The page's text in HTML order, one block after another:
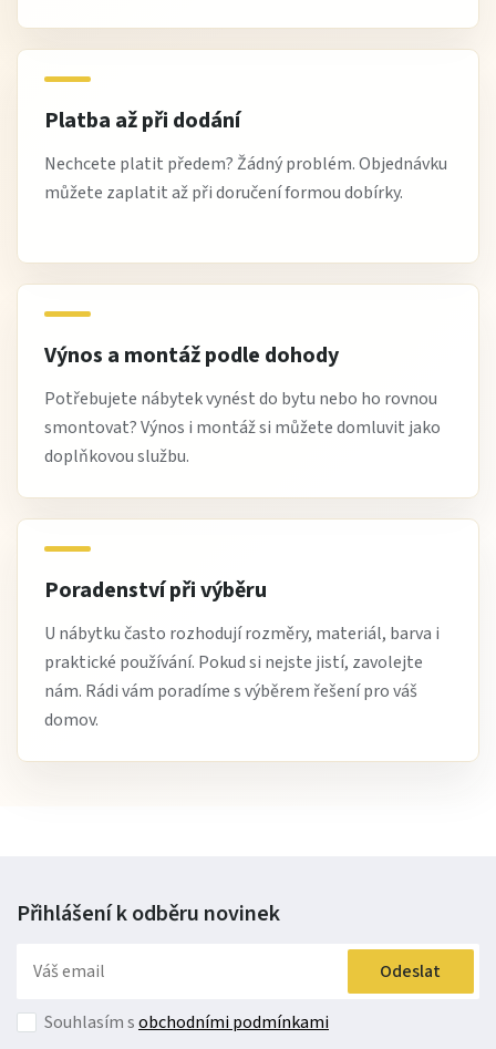
Platba až při dodání
Nechcete platit předem? Žádný problém. Objednávku
můžete zaplatit až při doručení formou dobírky.
Výnos a montáž podle dohody
Potřebujete nábytek vynést do bytu nebo ho rovnou
smontovat? Výnos i montáž si můžete domluvit jako
doplňkovou službu.
Poradenství při výběru
U nábytku často rozhodují rozměry, materiál, barva i
praktické používání. Pokud si nejste jistí, zavolejte
nám. Rádi vám poradíme s výběrem řešení pro váš
domov.
Přihlášení k odběru novinek
Odeslat
Souhlasím sobchodními podmínkami